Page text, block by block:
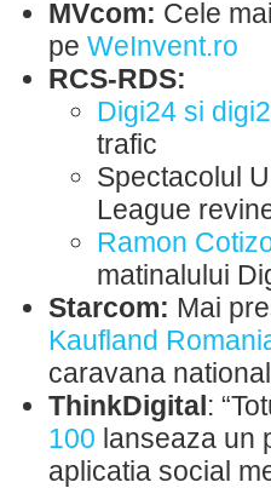
MVcom: Cele
pe WeInvent.ro
RCS-RDS:
Digi24 si
trafic
Spectacolul
League
Ramon
matinalului
Starcom: Mai
Kaufland
caravana
ThinkDigital:
100 lanseaza un
aplicatia social